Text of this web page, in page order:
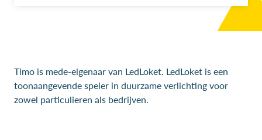
Timo is mede-eigenaar van LedLoket. LedLoket is een
toonaangevende speler in duurzame verlichting voor
zowel particulieren als bedrijven.